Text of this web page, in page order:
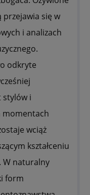
się w
i analizach
odkryte
stylów i
momentach
wciąż
kształceniu
W naturalny
form